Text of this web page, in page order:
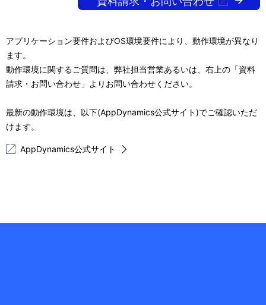
位
置
ナ
ビ
ゲ
ー
シ
ョ
アプリケーション要件およびOS環境要件により、動作環境が異なり
ます。
動作環境に関するご質問は、弊社担当営業あるいは、右上の「資料
請求・お問い合わせ」よりお問い合わせください。
最新の動作環境は、以下(AppDynamics公式サイト)でご確認いただ
けます。
AppDynamics公式サイト